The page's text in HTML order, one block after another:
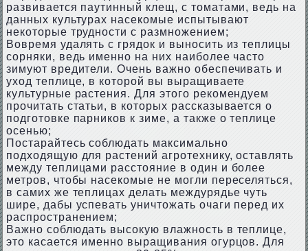
развивается паутинный клещ, с томатами, ведь на
данных культурах насекомые испытывают
некоторые трудности с размножением;
Вовремя удалять с грядок и выносить из теплицы
сорняки, ведь именно на них наиболее часто
зимуют вредители. Очень важно обеспечивать и
уход теплице, в которой вы выращиваете
культурные растения. Для этого рекомендуем
прочитать статьи, в которых рассказывается о
подготовке парников к зиме, а также о теплице
осенью;
Постарайтесь соблюдать максимально
подходящую для растений агротехнику, оставлять
между теплицами расстояние в один и более
метров, чтобы насекомые не могли переселяться,
в самих же теплицах делать междурядье чуть
шире, дабы успевать уничтожать очаги перед их
распространением;
Важно соблюдать высокую влажность в теплице,
это касается именно выращивания огурцов. Для